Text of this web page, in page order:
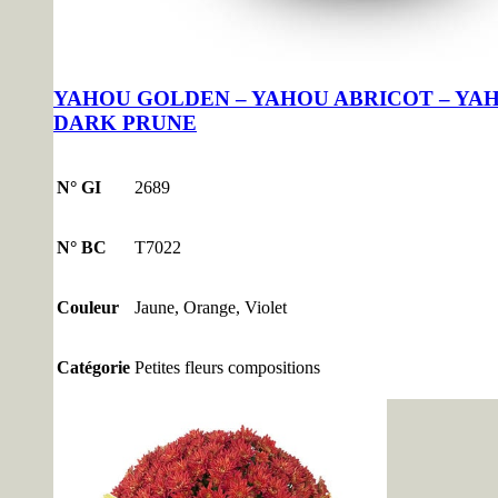
YAHOU GOLDEN – YAHOU ABRICOT –
DARK PRUNE
N° GI 2689
N° BC T7022
Couleur Jaune, Orange, Violet
Catégorie Petites fleurs compositions